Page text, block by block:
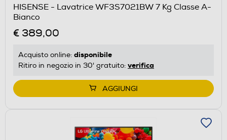
HISENSE - Lavatrice WF3S7021BW 7 Kg Classe A-
Bianco
€ 389,00
Acquisto online: disponibile
Ritiro in negozio in 30' gratuito: verifica
AGGIUNGI